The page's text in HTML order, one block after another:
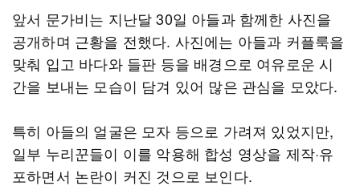
앞서 문가비는 지난달 30일 아들과 함께한 사진을
공개하며 근황을 전했다. 사진에는 아들과 커플룩을
맞춰 입고 바다와 들판 등을 배경으로 여유로운 시
간을 보내는 모습이 담겨 있어 많은 관심을 모았다.
특히 아들의 얼굴은 모자 등으로 가려져 있었지만,
일부 누리꾼들이 이를 악용해 합성 영상을 제작·유
포하면서 논란이 커진 것으로 보인다.